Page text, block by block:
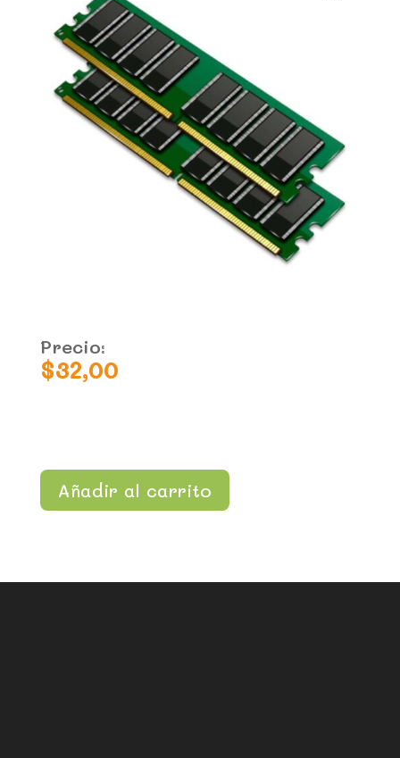
Precio:
$32,00
Añadir al carrito